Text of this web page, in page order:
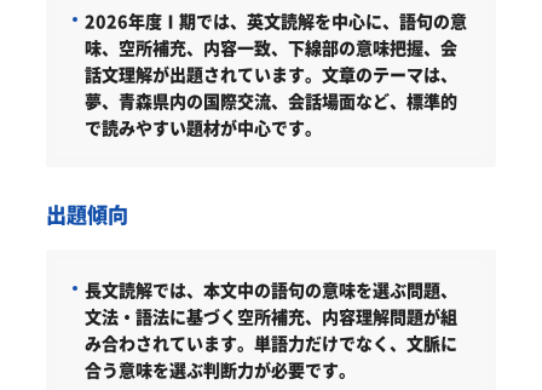
2026年度Ⅰ期では、英文読解を中心に、語句の意
味、空所補充、内容一致、下線部の意味把握、会
話文理解が出題されています。文章のテーマは、
夢、青森県内の国際交流、会話場面など、標準的
で読みやすい題材が中心です。
出題傾向
長文読解では、本文中の語句の意味を選ぶ問題、
文法・語法に基づく空所補充、内容理解問題が組
み合わされています。単語力だけでなく、文脈に
合う意味を選ぶ判断力が必要です。